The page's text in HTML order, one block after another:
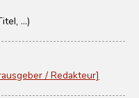
...)
/ Redakteur]